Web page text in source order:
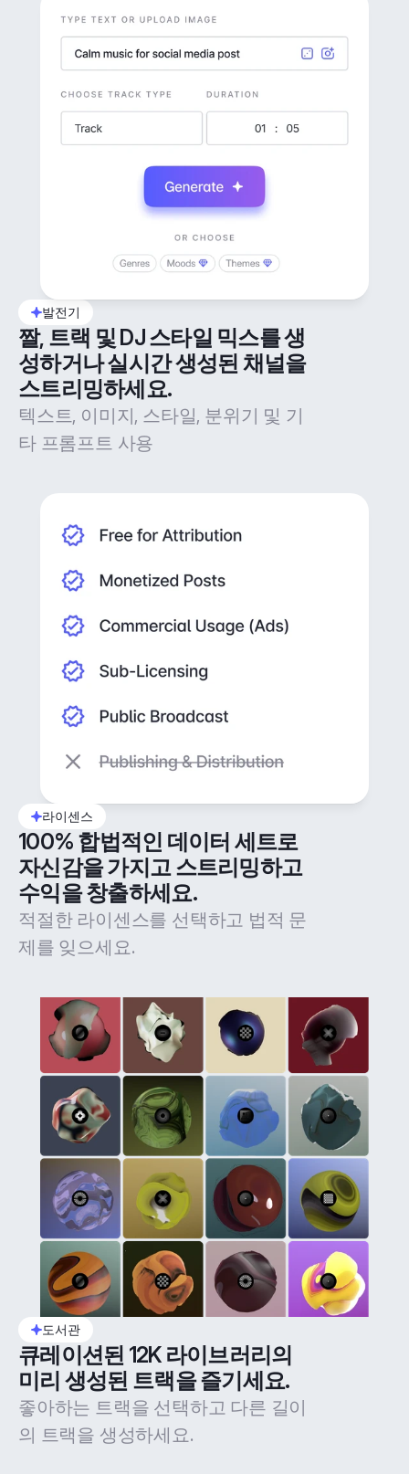
발전기
짤, 트랙 및 DJ 스타일 믹스를 생
성하거나 실시간 생성된 채널을
스트리밍하세요.
텍스트, 이미지, 스타일, 분위기 및 기
타 프롬프트 사용
라이센스
100% 합법적인 데이터 세트로
자신감을 가지고 스트리밍하고
수익을 창출하세요.
적절한 라이센스를 선택하고 법적 문
제를 잊으세요.
도서관
큐레이션된 12K 라이브러리의
미리 생성된 트랙을 즐기세요.
좋아하는 트랙을 선택하고 다른 길이
의 트랙을 생성하세요.